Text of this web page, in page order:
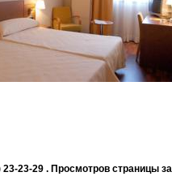
23-29 . Просмотров страницы